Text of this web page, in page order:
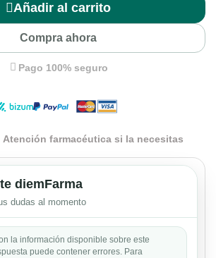
Añadir al carrito
Compra ahora
Pago 100% seguro
Atención farmacéutica si la necesitas
diemFarma
dudas al momento
la información disponible sobre este
puede contener errores. Para